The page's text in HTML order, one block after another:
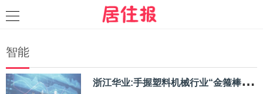
智能
浙
江华业:手握塑料机械行业“金箍棒”，托起塑机产业核心底座